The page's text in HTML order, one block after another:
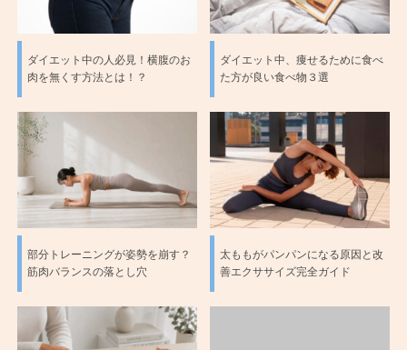
ダイエット中の人必見！横腹のお
肉を無くす方法とは！？
ダイエット中、痩せるために食べ
た方が良い食べ物３選
部分トレーニングが姿勢を崩す？
筋肉バランスの落とし穴
太ももがパンパンになる原因と改
善エクササイズ完全ガイド